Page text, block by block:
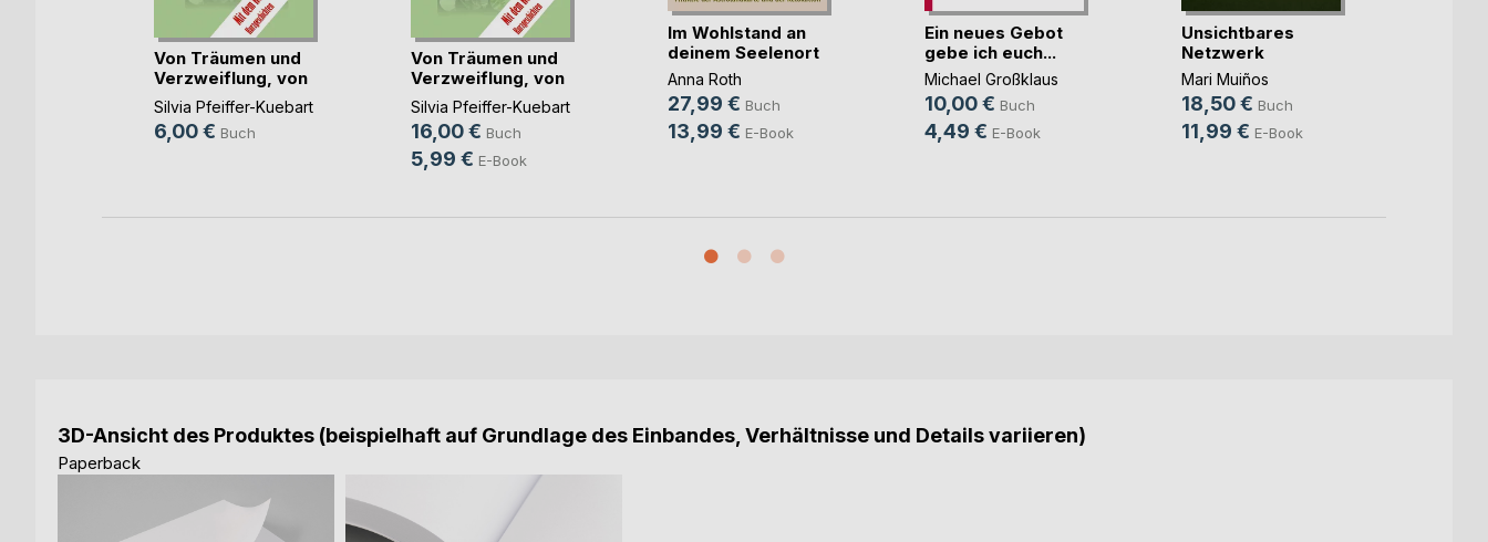
Von Träumen und
Verzweiflung, von
(...)
Silvia Pfeiffer-Kuebart
6,00 € Buch
Von Träumen und
Verzweiflung, von
(...)
Silvia Pfeiffer-Kuebart
16,00 € Buch
5,99 € E-Book
Im Wohlstand an
deinem Seelenort
Anna Roth
27,99 € Buch
13,99 € E-Book
Ein neues Gebot
gebe ich euch...
Michael Großklaus
10,00 € Buch
4,49 € E-Book
Unsichtbares
Netzwerk
Mari Muiños
18,50 € Buch
11,99 € E-Book
3D-Ansicht des Produktes (beispielhaft auf Grundlage des Einbandes, Verhältnisse und Details variieren)
Paperback